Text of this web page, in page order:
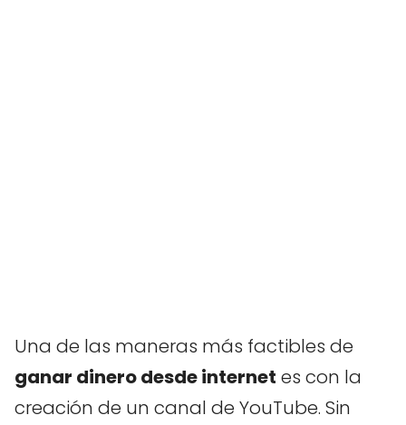
Una de las maneras más factibles de
ganar dinero desde internet es con la
creación de un canal de YouTube. Sin